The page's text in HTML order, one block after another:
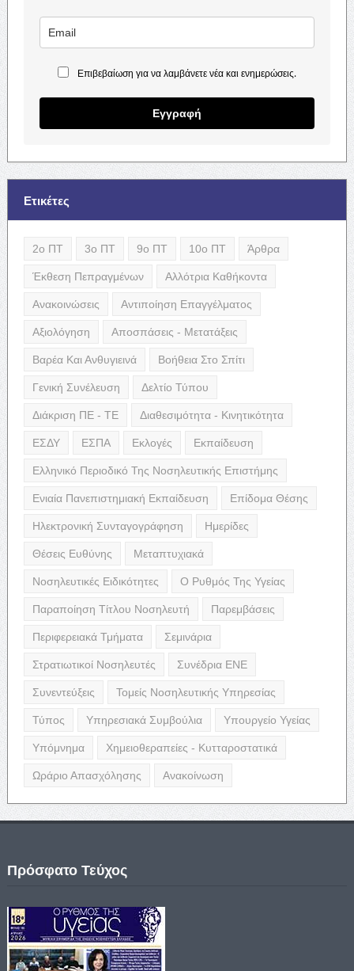
Επιβεβαίωση για να λαμβάνετε νέα και ενημερώσεις.
Εγγραφή
Ετικέτες
2ο ΠΤ 3ο ΠΤ 9ο ΠΤ 10ο ΠΤ Άρθρα
Έκθεση Πεπραγμένων Αλλότρια Καθήκοντα
Ανακοινώσεις Αντιποίηση Επαγγέλματος
Αξιολόγηση Αποσπάσεις - Μετατάξεις
Βαρέα Και Ανθυγιεινά Βοήθεια Στο Σπίτι
Γενική Συνέλευση Δελτίο Τύπου
Διάκριση ΠΕ - ΤΕ Διαθεσιμότητα - Κινητικότητα
ΕΣΔΥ ΕΣΠΑ Εκλογές Εκπαίδευση
Ελληνικό Περιοδικό Της Νοσηλευτικής Επιστήμης
Ενιαία Πανεπιστημιακή Εκπαίδευση Επίδομα Θέσης
Ηλεκτρονική Συνταγογράφηση Ημερίδες
Θέσεις Ευθύνης Μεταπτυχιακά
Νοσηλευτικές Ειδικότητες Ο Ρυθμός Της Υγείας
Παραποίηση Τίτλου Νοσηλευτή Παρεμβάσεις
Περιφερειακά Τμήματα Σεμινάρια
Στρατιωτικοί Νοσηλευτές Συνέδρια ΕΝΕ
Συνεντεύξεις Τομείς Νοσηλευτικής Υπηρεσίας
Τύπος Υπηρεσιακά Συμβούλια Υπουργείο Υγείας
Υπόμνημα Χημειοθεραπείες - Κυτταροστατικά
Ωράριο Απασχόλησης Ανακοίνωση
Πρόσφατο Τεύχος